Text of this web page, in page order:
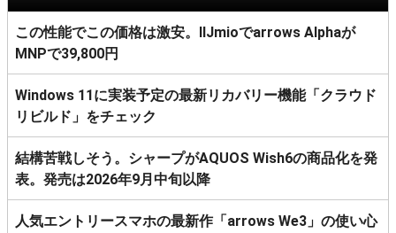
この性能でこの価格は激安。IIJmioでarrows Alphaが
MNPで39,800円
Windows 11に実装予定の最新リカバリー機能「クラウド
リビルド」をチェック
結構苦戦しそう。シャープがAQUOS Wish6の商品化を発
表。発売は2026年9月中旬以降
人気エントリースマホの最新作「arrows We3」の使い心